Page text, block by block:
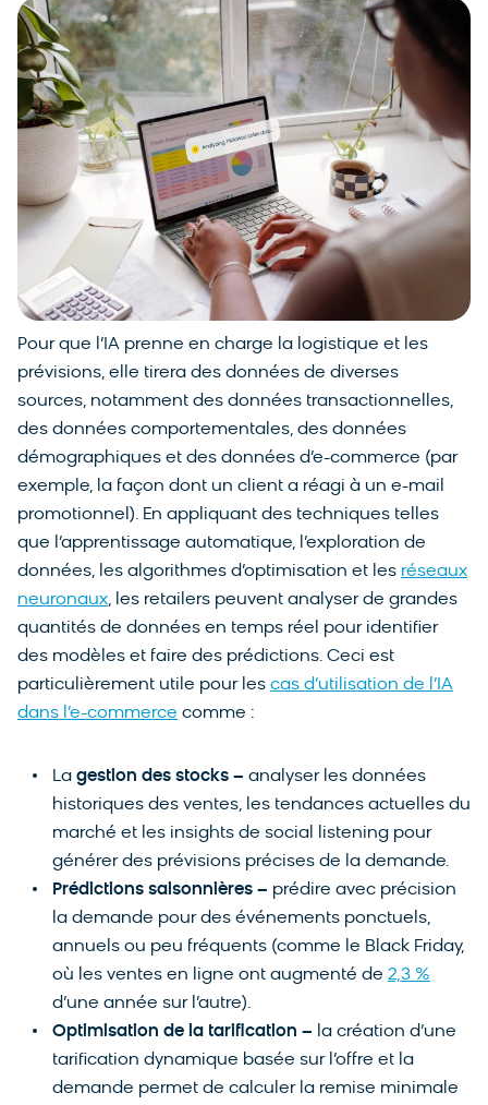
Pour que l’IA prenne en charge la logistique et les
prévisions, elle tirera des données de diverses
sources, notamment des données transactionnelles,
des données comportementales, des données
démographiques et des données d’e-commerce (par
exemple, la façon dont un client a réagi à un e-mail
promotionnel). En appliquant des techniques telles
que l’apprentissage automatique, l’exploration de
données, les algorithmes d’optimisation et les réseaux
neuronaux, les retailers peuvent analyser de grandes
quantités de données en temps réel pour identifier
des modèles et faire des prédictions. Ceci est
particulièrement utile pour les cas d’utilisation de l’IA
dans l’e-commerce comme :
La gestion des stocks – analyser les données
historiques des ventes, les tendances actuelles du
marché et les insights de social listening pour
générer des prévisions précises de la demande.
Prédictions saisonnières – prédire avec précision
la demande pour des événements ponctuels,
annuels ou peu fréquents (comme le Black Friday,
où les ventes en ligne ont augmenté de 2,3 %
d’une année sur l’autre).
Optimisation de la tarification – la création d’une
tarification dynamique basée sur l’offre et la
demande permet de calculer la remise minimale